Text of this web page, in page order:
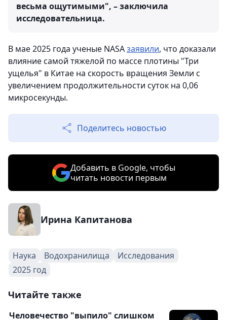
весьма ощутимыми", – заключила
исследовательница.
В мае 2025 года ученые NASAзаявили, что доказали
влияние самой тяжелой по массе плотины "Три
ущелья" в Китае на скорость вращения Земли с
увеличением продолжительности суток на 0,06
микросекунды.
Поделитесь новостью
Добавить в Google, чтобы
читать новости первым
Ирина Капитанова
Наука Водохранилища
Исследования
2025 год
Читайте также
Человечество "выпило" слишком